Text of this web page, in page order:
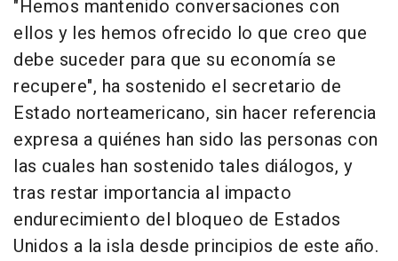
"Hemos mantenido conversaciones con
ellos y les hemos ofrecido lo que creo que
debe suceder para que su economía se
recupere", ha sostenido el secretario de
Estado norteamericano, sin hacer referencia
expresa a quiénes han sido las personas con
las cuales han sostenido tales diálogos, y
tras restar importancia al impacto
endurecimiento del bloqueo de Estados
Unidos a la isla desde principios de este año.